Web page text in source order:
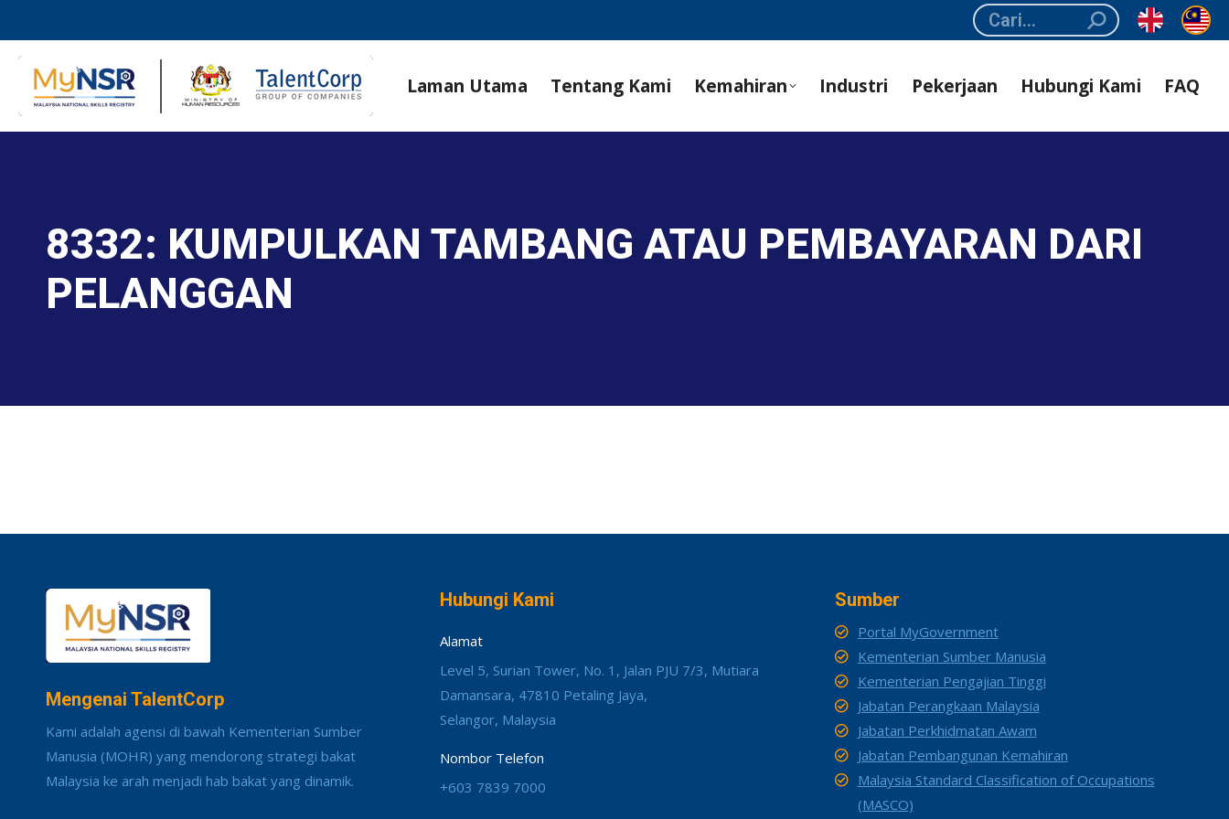
Search:
Laman Utama Tentang Kami Kemahiran Industri Pekerjaan Hubungi Kami FAQ
8332: KUMPULKAN TAMBANG ATAU PEMBAYARAN DARI
PELANGGAN
Mengenai TalentCorp
Kami adalah agensi di bawah Kementerian Sumber
Manusia (MOHR) yang mendorong strategi bakat
Malaysia ke arah menjadi hab bakat yang dinamik.
Hubungi Kami
Alamat
Level 5, Surian Tower, No. 1, Jalan PJU 7/3, Mutiara
Damansara, 47810 Petaling Jaya,
Selangor, Malaysia
Nombor Telefon
+603 7839 7000
Sumber
Portal MyGovernment
Kementerian Sumber Manusia
Kementerian Pengajian Tinggi
Jabatan Perangkaan Malaysia
Jabatan Perkhidmatan Awam
Jabatan Pembangunan Kemahiran
Malaysia Standard Classification of Occupations
(MASCO)